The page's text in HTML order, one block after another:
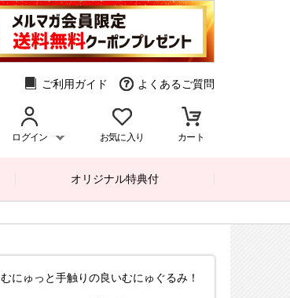
ご利用ガイド よくあるご質問
ログイン お気に入り カート
オリジナル特典付
むにゅっと手触りの良いむにゅぐるみ！